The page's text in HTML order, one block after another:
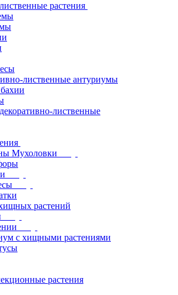
растения
лиственные антуриумы
лиственные
Мухоловки
растений
с хищными растениями
растения